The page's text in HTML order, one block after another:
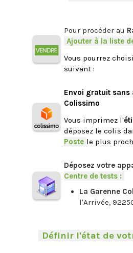
Pour procéder au
Ajouter à la liste
Vous pourrez
suivant :
Envoi gratuit sans
Colissimo
Vous imprimez l'
déposez le colis
Poste le plus
Déposez votre
Centre de tests :
La Garenne
l'Arrivée,
Définir l'état de